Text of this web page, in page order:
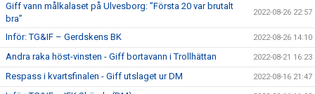
Giff vann målkalaset på Ulvesborg: ”Första 20 var brutalt
bra”
2022-08-26 22:57
Inför: TG&IF – Gerdskens BK 2022-08-26 14:10
Andra raka höst-vinsten - Giff bortavann i Trollhättan 2022-08-21 16:23
Respass i kvartsfinalen - Giff utslaget ur DM 2022-08-16 21:47